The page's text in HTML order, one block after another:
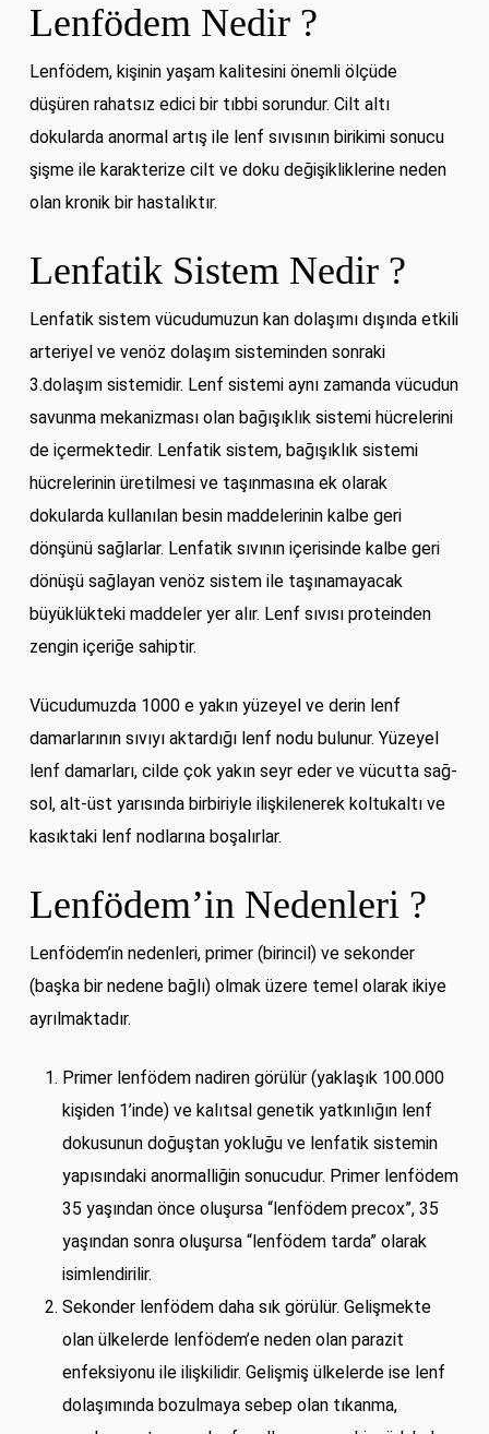
Lenfödem Nedir ?
Lenfödem, kişinin yaşam kalitesini önemli ölçüde
düşüren rahatsız edici bir tıbbi sorundur. Cilt altı
dokularda anormal artış ile lenf sıvısının birikimi sonucu
şişme ile karakterize cilt ve doku değişikliklerine neden
olan kronik bir hastalıktır.
Lenfatik Sistem Nedir ?
Lenfatik sistem vücudumuzun kan dolaşımı dışında etkili
arteriyel ve venöz dolaşım sisteminden sonraki
3.dolaşım sistemidir. Lenf sistemi aynı zamanda vücudun
savunma mekanizması olan bağışıklık sistemi hücrelerini
de içermektedir. Lenfatik sistem, bağışıklık sistemi
hücrelerinin üretilmesi ve taşınmasına ek olarak
dokularda kullanılan besin maddelerinin kalbe geri
dönşünü sağlarlar. Lenfatik sıvının içerisinde kalbe geri
dönüşü sağlayan venöz sistem ile taşınamayacak
büyüklükteki maddeler yer alır. Lenf sıvısı proteinden
zengin içeriğe sahiptir.
Vücudumuzda 1000 e yakın yüzeyel ve derin lenf
damarlarının sıvıyı aktardığı lenf nodu bulunur. Yüzeyel
lenf damarları, cilde çok yakın seyr eder ve vücutta sağ-
sol, alt-üst yarısında birbiriyle ilişkilenerek koltukaltı ve
kasıktaki lenf nodlarına boşalırlar.
Lenfödem’in Nedenleri ?
Lenfödem’in nedenleri, primer (birincil) ve sekonder
(başka bir nedene bağlı) olmak üzere temel olarak ikiye
ayrılmaktadır.
Primer lenfödem nadiren görülür (yaklaşık 100.000
kişiden 1’inde) ve kalıtsal genetik yatkınlığın lenf
dokusunun doğuştan yokluğu ve lenfatik sistemin
yapısındaki anormalliğin sonucudur. Primer lenfödem
35 yaşından önce oluşursa “lenfödem precox”, 35
yaşından sonra oluşursa “lenfödem tarda” olarak
isimlendirilir.
Sekonder lenfödem daha sık görülür. Gelişmekte
olan ülkelerde lenfödem’e neden olan parazit
enfeksiyonu ile ilişkilidir. Gelişmiş ülkelerde ise lenf
dolaşımında bozulmaya sebep olan tıkanma,